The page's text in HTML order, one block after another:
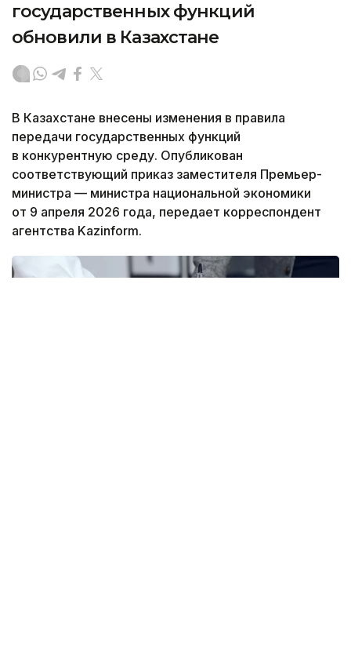
государственных функций
обновили в Казахстане
В Казахстане внесены изменения в правила
передачи государственных функций
в конкурентную среду. Опубликован
соответствующий приказ заместителя Премьер-
министра — министра национальной экономики
от 9 апреля 2026 года, передает корреспондент
агентства Kazinform.